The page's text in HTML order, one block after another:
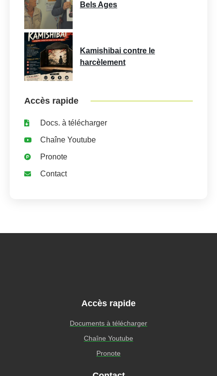
Bels Ages
Kamishibai contre le
harcèlement
Accès rapide
Docs. à télécharger
Chaîne Youtube
Pronote
Contact
Accès rapide
Documents à télécharger
Chaîne Youtube
Pronote